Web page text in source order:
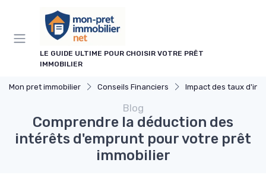
LE GUIDE ULTIME POUR CHOISIR VOTRE PRÊT
IMMOBILIER
Mon pret immobilier Conseils Financiers Impact des taux
Blog
Comprendre la déduction des
intérêts d'emprunt pour votre prêt
immobilier